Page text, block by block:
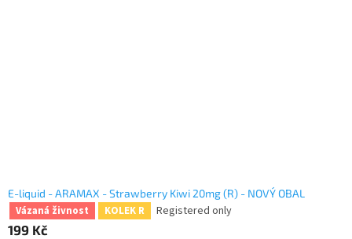
E-liquid - ARAMAX - Strawberry Kiwi 20mg (R) - NOVÝ OBAL
Vázaná živnost KOLEK R
Registered only
199 Kč